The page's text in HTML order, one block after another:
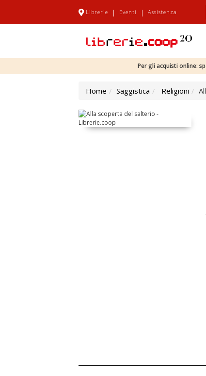
Librerie | Eventi | Assistenza
Per gli acquisti online:
Home Saggistica Religioni